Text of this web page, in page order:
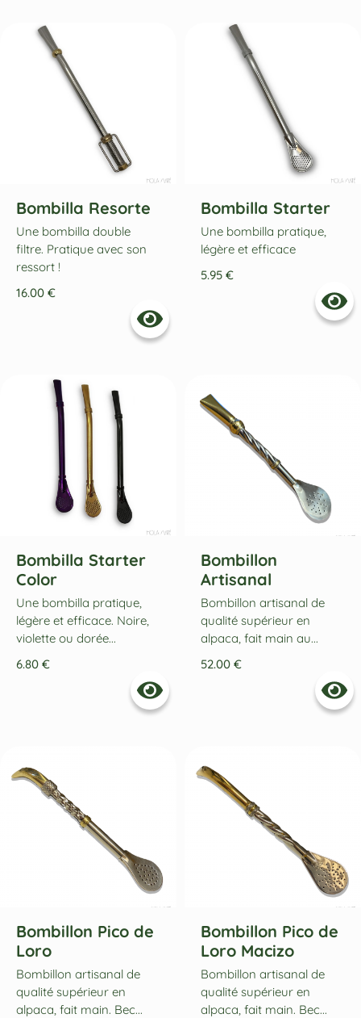
Bombilla Resorte
Une bombilla double
filtre. Pratique avec son
ressort !
16.00 €
Bombilla Starter
Une bombilla pratique,
légère et efficace
5.95 €
Bombilla Starter
Color
Une bombilla pratique,
légère et efficace. Noire,
violette ou dorée...
6.80 €
Bombillon
Artisanal
Bombillon artisanal de
qualité supérieur en
alpaca, fait main au...
52.00 €
Bombillon Pico de
Loro
Bombillon artisanal de
qualité supérieur en
alpaca, fait main. Bec...
Bombillon Pico de
Loro Macizo
Bombillon artisanal de
qualité supérieur en
alpaca, fait main. Bec...